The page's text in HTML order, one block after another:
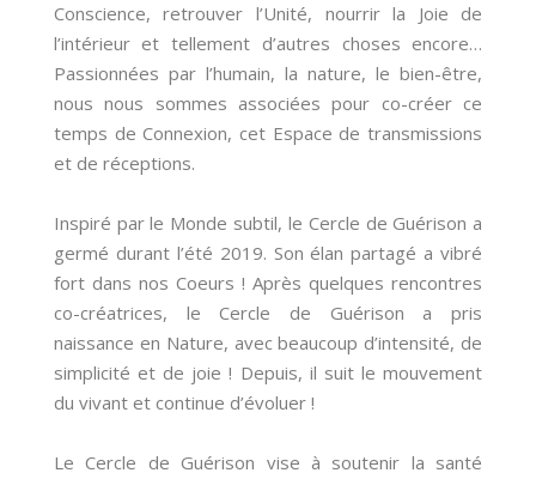
Conscience, retrouver l’Unité, nourrir la Joie de
l’intérieur et tellement d’autres choses encore…
Passionnées par l’humain, la nature, le bien-être,
nous nous sommes associées pour co-créer ce
temps de Connexion, cet Espace de transmissions
et de réceptions.
Inspiré par le Monde subtil, le Cercle de Guérison a
germé durant l’été 2019. Son élan partagé a vibré
fort dans nos Coeurs ! Après quelques rencontres
co-créatrices, le Cercle de Guérison a pris
naissance en Nature, avec beaucoup d’intensité, de
simplicité et de joie ! Depuis, il suit le mouvement
du vivant et continue d’évoluer !
Le Cercle de Guérison vise à soutenir la santé